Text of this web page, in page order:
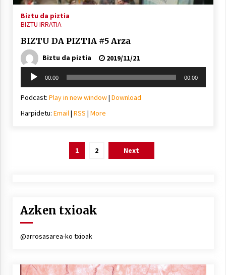
Biztu da piztia
BIZTU IRRATIA
BIZTU DA PIZTIA #5 Arza
Biztu da piztia
2019/11/21
Soinu
erreproduzigailua
00:00 00:00
Podcast: Play in new window| Download
Harpidetu: Email| RSS | More
1 2 Next
Azken txioak
@arrosasarea-ko txioak